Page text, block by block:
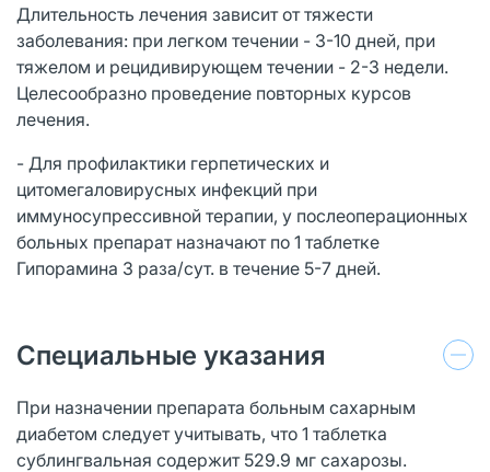
Длительность лечения зависит от тяжести
заболевания: при легком течении - 3-10 дней, при
тяжелом и рецидивирующем течении - 2-3 недели.
Целесообразно проведение повторных курсов
лечения.
- Для профилактики герпетических и
цитомегаловирусных инфекций при
иммуносупрессивной терапии, у послеоперационных
больных препарат назначают по 1 таблетке
Гипорамина 3 раза/сут. в течение 5-7 дней.
Специальные указания
При назначении препарата больным сахарным
диабетом следует учитывать, что 1 таблетка
сублингвальная содержит 529.9 мг сахарозы.